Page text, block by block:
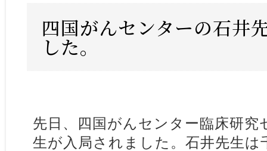
四国がんセンターの石井
した。
先日、四国がんセンター臨床研究
生が入局されました。石井先生は